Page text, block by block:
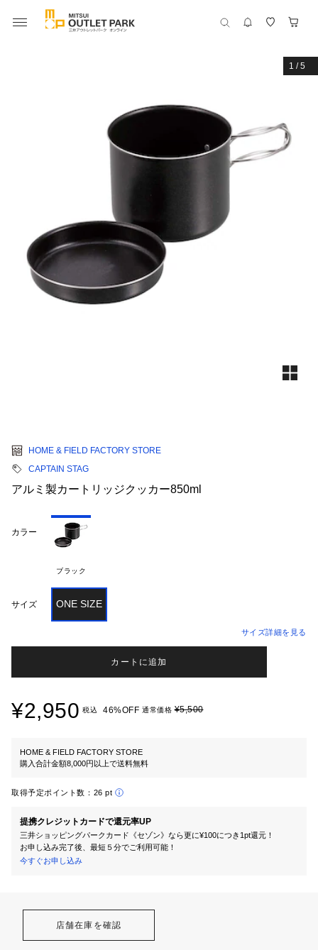
1 /5
HOME & FIELD FACTORY STORE
CAPTAIN STAG
アルミ製カートリッジクッカー850ml
カラー
ブラック
サイズ ONE SIZE
サイズ詳細を見る
カートに追加
¥2,950 税込 46%OFF 通常価格¥5,500
HOME & FIELD FACTORY STORE
購入合計金額8,000円以上で送料無料
取得予定ポイント数： 26 pt
提携クレジットカードで還元率UP
三井ショッピングパークカード《セゾン》なら更に¥100につき1pt還元！
お申し込み完了後、最短５分でご利用可能！
今すぐお申し込み
店舗在庫を確認